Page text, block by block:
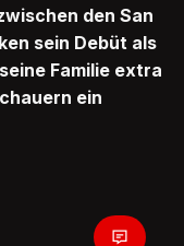
den San
sein Debüt als
Familie extra
ein